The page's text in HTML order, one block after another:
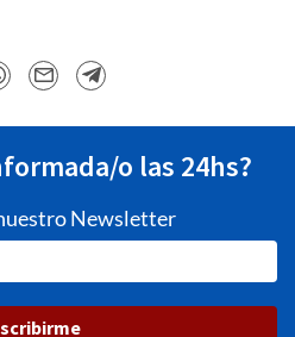
o las 24hs?
Newsletter